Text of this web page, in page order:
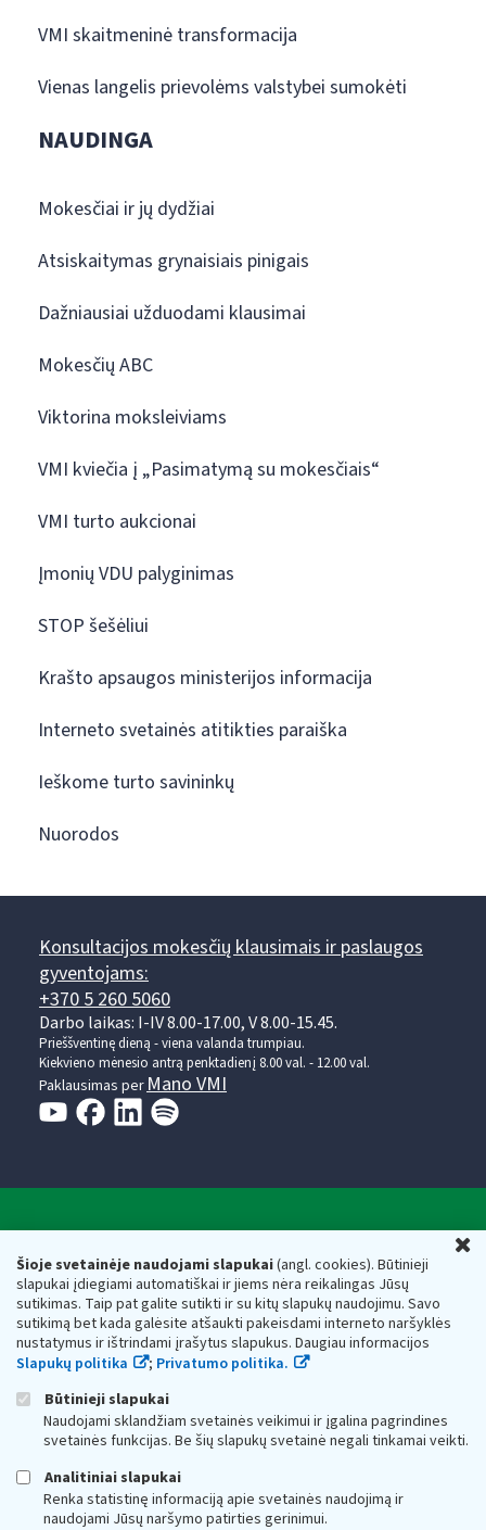
Šioje svetainėje naudojami slapukai(angl. cookies). Būtinieji
slapukai įdiegiami automatiškai ir jiems nėra reikalingas Jūsų
sutikimas. Taip pat galite sutikti ir su kitų slapukų naudojimu. Savo
sutikimą bet kada galėsite atšaukti pakeisdami interneto naršyklės
nustatymus ir ištrindami įrašytus slapukus. Daugiau informacijos
Slapukų politika
; Privatumo politika.
Būtinieji slapukai
Naudojami sklandžiam svetainės veikimui ir įgalina pagrindines
svetainės funkcijas. Be šių slapukų svetainė negali tinkamai veikti.
Analitiniai slapukai
Renka statistinę informaciją apie svetainės naudojimą ir
naudojami Jūsų naršymo patirties gerinimui.
VMI skaitmeninė transformacija
Vienas langelis prievolėms valstybei sumokėti
NAUDINGA
Mokesčiai ir jų dydžiai
Atsiskaitymas grynaisiais pinigais
Dažniausiai užduodami klausimai
Mokesčių ABC
Viktorina moksleiviams
VMI kviečia į „Pasimatymą su mokesčiais“
VMI turto aukcionai
Įmonių VDU palyginimas
STOP šešėliui
Krašto apsaugos ministerijos informacija
Interneto svetainės atitikties paraiška
Ieškome turto savininkų
Nuorodos
Konsultacijos mokesčių klausimais ir paslaugos
gyventojams:
+370 5 260 5060
Darbo laikas: I-IV 8.00-17.00, V 8.00-15.45.
Prieššventinę dieną - viena valanda trumpiau.
Kiekvieno mėnesio antrą penktadienį 8.00 val. - 12.00 val.
Paklausimas per Mano VMI
Respublikos finansų ministerijos
Biudžetinė įstaiga. Juridinio asmens kodas — 188659752,
adresas: Vasario 16-osios g. 14, 01107 Vilnius, Lietuva, el.paštas:
vmi@vmi.lt, E. pristatymo dėžutės adresas 188659752
Duomenys apie Valstybinę mokesčių inspekciją prie Lietuvos
Respublikos finansų ministerijos kaupiami ir saugomi Juridinių